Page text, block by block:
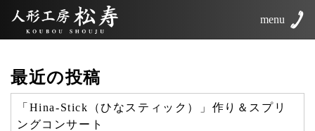
menu
最近の投稿
「Hina-Stick（ひなスティック）」作り＆スプリ
ングコンサート